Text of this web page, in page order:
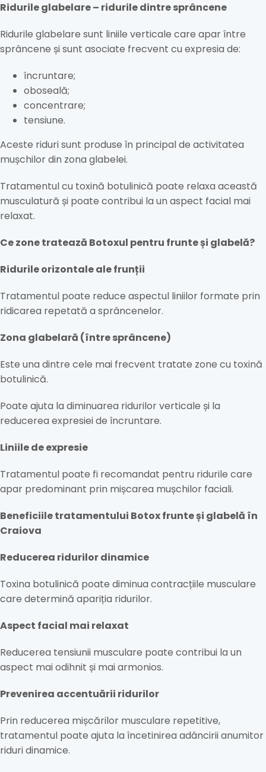
Ridurile glabelare – ridurile dintre sprâncene
Ridurile glabelare sunt liniile verticale care apar între
sprâncene și sunt asociate frecvent cu expresia de:
încruntare;
oboseală;
concentrare;
tensiune.
Aceste riduri sunt produse în principal de activitatea
mușchilor din zona glabelei.
Tratamentul cu toxină botulinică poate relaxa această
musculatură și poate contribui la un aspect facial mai
relaxat.
Ce zone tratează Botoxul pentru frunte și glabelă?
Ridurile orizontale ale frunții
Tratamentul poate reduce aspectul liniilor formate prin
ridicarea repetată a sprâncenelor.
Zona glabelară (între sprâncene)
Este una dintre cele mai frecvent tratate zone cu toxină
botulinică.
Poate ajuta la diminuarea ridurilor verticale și la
reducerea expresiei de încruntare.
Liniile de expresie
Tratamentul poate fi recomandat pentru ridurile care
apar predominant prin mișcarea mușchilor faciali.
Beneficiile tratamentului Botox frunte și glabelă în
Craiova
Reducerea ridurilor dinamice
Toxina botulinică poate diminua contracțiile musculare
care determină apariția ridurilor.
Aspect facial mai relaxat
Reducerea tensiunii musculare poate contribui la un
aspect mai odihnit și mai armonios.
Prevenirea accentuării ridurilor
Prin reducerea mișcărilor musculare repetitive,
tratamentul poate ajuta la încetinirea adâncirii anumitor
riduri dinamice.